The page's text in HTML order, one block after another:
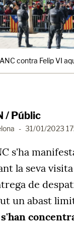
contra Felip VI
/ Públic
- 31/01/2023
s'ha
la seva
de
un abast